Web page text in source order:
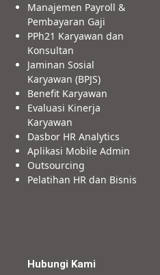
Manajemen Payroll &
Pembayaran Gaji
PPh21 Karyawan dan
Konsultan
Jaminan Sosial
Karyawan (BPJS)
Benefit Karyawan
Evaluasi Kinerja
Karyawan
Dasbor HR Analytics
Aplikasi Mobile Admin
Outsourcing
Pelatihan HR dan Bisnis
Hubungi Kami